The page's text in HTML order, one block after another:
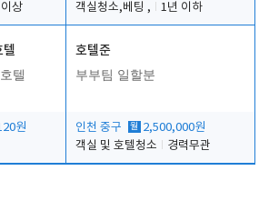
상
객실청소,베팅 ,
1년 이하
텔
원
호텔준
부부팀 일할분
인천 중구 월 2,500,000원
객실 및 호텔청소
경력무관